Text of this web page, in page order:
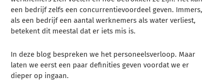
een bedrijf zelfs een concurrentievoordeel geven. Immers,
als een bedrijf een aantal werknemers als water verliest,
betekent dit meestal dat er iets mis is.
In deze blog bespreken we het personeelsverloop. Maar
laten we eerst een paar definities geven voordat we er
dieper op ingaan.